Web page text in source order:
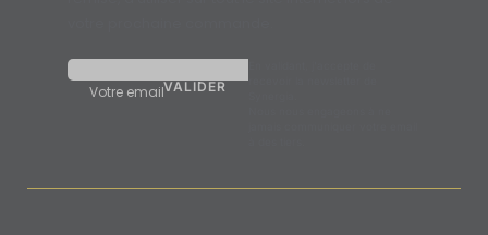
Votre email
recevoir la newsletter de